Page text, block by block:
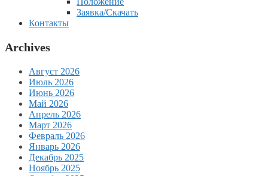
Заявка/Скачать
Контакты
Archives
Август 2026
Июль 2026
Июнь 2026
Май 2026
Апрель 2026
Март 2026
Февраль 2026
Январь 2026
Декабрь 2025
Ноябрь 2025